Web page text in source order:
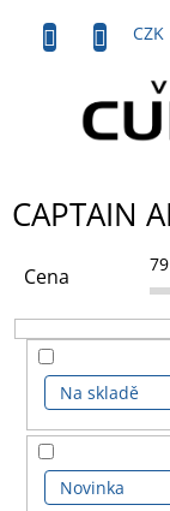
obsah
CZK
CAPTAIN
Cena 79
Na skladě
Novinka